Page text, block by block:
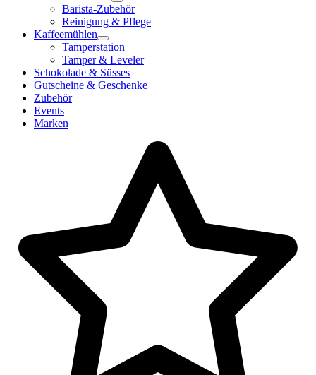
Barista-Zubehör
Reinigung & Pflege
Kaffeemühlen
Tamperstation
Tamper & Leveler
Schokolade & Süsses
Gutscheine & Geschenke
Zubehör
Events
Marken